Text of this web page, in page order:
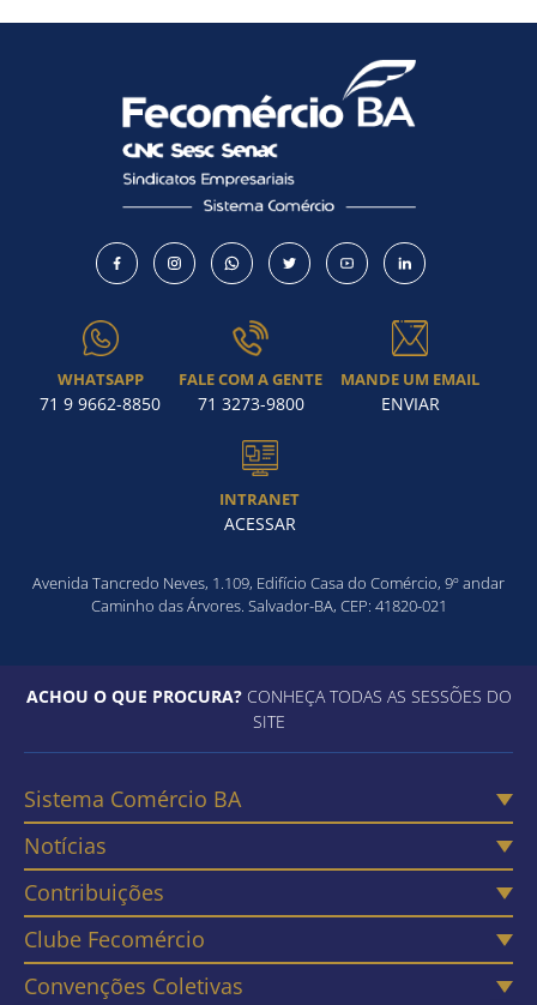
WHATSAPP
71 9 9662-8850
FALE COM A GENTE
71 3273-9800
MANDE UM EMAIL
ENVIAR
INTRANET
ACESSAR
Avenida Tancredo Neves, 1.109, Edifício Casa do Comércio, 9º andar
Caminho das Árvores. Salvador-BA, CEP: 41820-021
ACHOU O QUE PROCURA?CONHEÇA TODAS AS SESSÕES DO
SITE
Sistema Comércio BA
Notícias
Contribuições
Clube Fecomércio
Convenções Coletivas